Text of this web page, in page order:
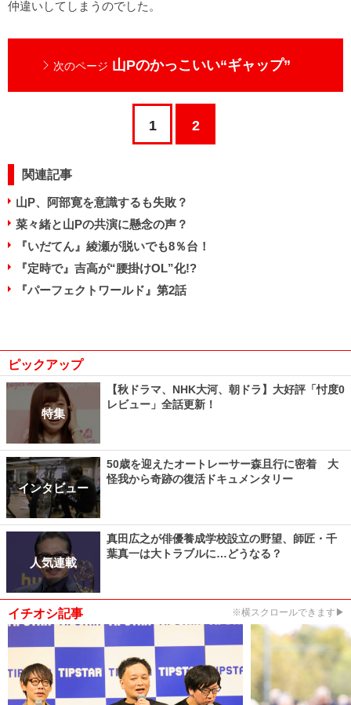
仲違いしてしまうのでした。
次のページ 山Pのかっこいい“ギャップ”
1 2
関連記事
山P、阿部寛を意識するも失敗？
菜々緒と山Pの共演に懸念の声？
『いだてん』綾瀬が脱いでも8％台！
『定時で』吉高が“腰掛けOL”化!?
『パーフェクトワールド』第2話
ピックアップ
特集
【秋ドラマ、NHK大河、朝ドラ】大好評「忖度0
レビュー」全話更新！
インタビュー
50歳を迎えたオートレーサー森且行に密着 大
怪我から奇跡の復活ドキュメンタリー
人気連載
真田広之が俳優養成学校設立の野望、師匠・千
葉真一は大トラブルに…どうなる？
イチオシ記事 ※横スクロールできます▶